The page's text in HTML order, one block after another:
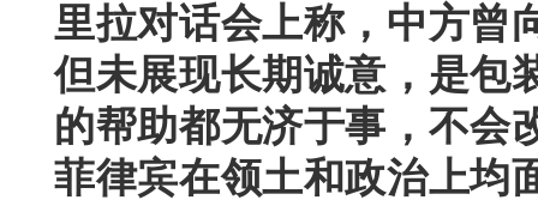
里拉对话会上称，中方曾
但未展现长期诚意，是包
的帮助都无济于事，不会
菲律宾在领土和政治上均